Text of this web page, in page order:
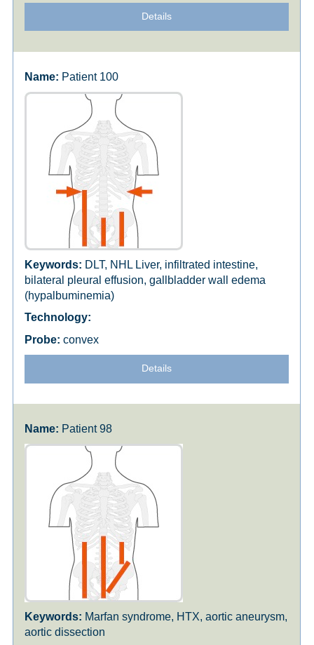
Details
Patient 100
DLT, NHL Liver, infiltrated intestine,
bilateral pleural effusion, gallbladder wall edema
(hypalbuminemia)
convex
Details
Patient 98
Marfan syndrome, HTX, aortic aneurysm,
aortic dissection